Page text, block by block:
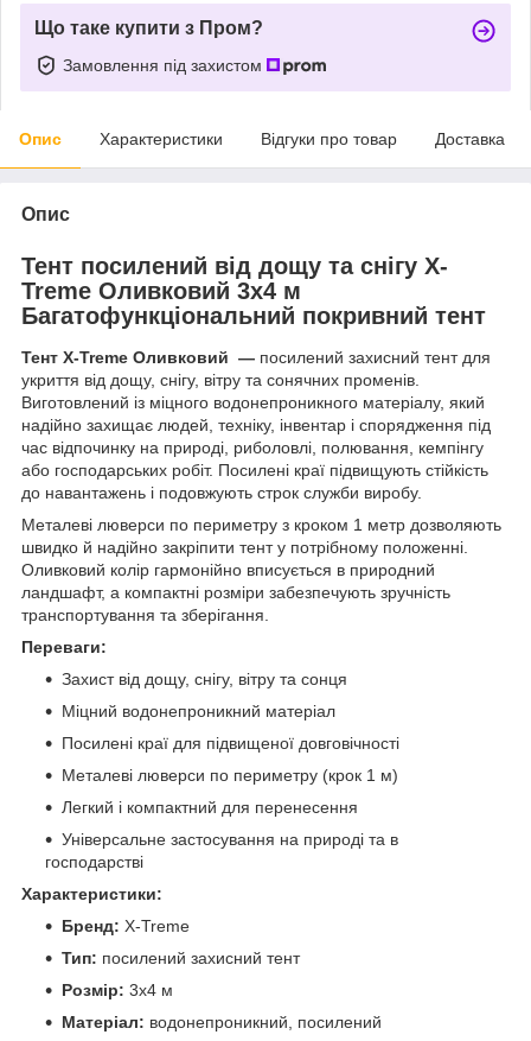
Що таке купити з Пром?
Замовлення під захистом
Опис Характеристики Відгуки про товар Доставка
Опис
Тент посилений від дощу та снігу X-
Treme Оливковий 3х4 м
Багатофункціональний покривний тент
Тент X‑Treme Оливковий — посилений захисний тент для
укриття від дощу, снігу, вітру та сонячних променів.
Виготовлений із міцного водонепроникного матеріалу, який
надійно захищає людей, техніку, інвентар і спорядження під
час відпочинку на природі, риболовлі, полювання, кемпінгу
або господарських робіт. Посилені краї підвищують стійкість
до навантажень і подовжують строк служби виробу.
Металеві люверси по периметру з кроком 1 метр дозволяють
швидко й надійно закріпити тент у потрібному положенні.
Оливковий колір гармонійно вписується в природний
ландшафт, а компактні розміри забезпечують зручність
транспортування та зберігання.
Переваги:
Захист від дощу, снігу, вітру та сонця
Міцний водонепроникний матеріал
Посилені краї для підвищеної довговічності
Металеві люверси по периметру (крок 1 м)
Легкий і компактний для перенесення
Універсальне застосування на природі та в
господарстві
Характеристики:
Бренд: X‑Treme
Тип: посилений захисний тент
Розмір: 3х4 м
Матеріал: водонепроникний, посилений